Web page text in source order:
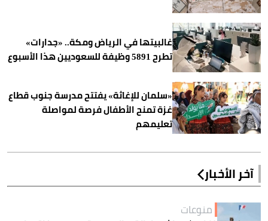
غالبيتها في الرياض ومكة.. «جدارات»
تطرح 5891 وظيفة للسعوديين هذا الأسبوع
«سلمان للإغاثة» يفتتح مدرسة جنوب قطاع
غزة تمنح الأطفال فرصة لمواصلة
تعليمهم
آخر الأخبار
منوعات